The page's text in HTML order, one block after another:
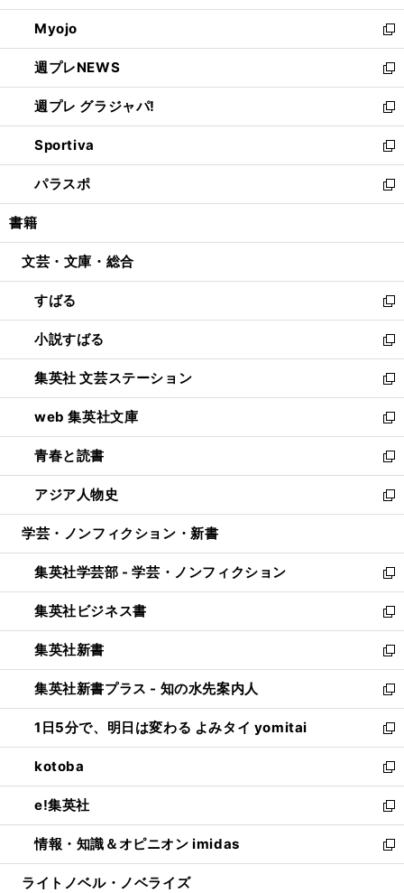
開
く
ウ
で
開
く
ン
ド
ウ
で
開
く
ウ
ィ
ン
ド
ウ
で
開
く
Myojo
新
し
い
ウ
ィ
ン
ド
ウ
で
開
週プレNEWS
新
し
い
ウ
ィ
ン
ド
ウ
開
週プレ グラジャパ!
新
し
い
ウ
ィ
ン
ウ
開
く
Sportiva
新
し
い
ウ
ン
ウ
で
開
く
パラスポ
新
し
ウ
ン
ド
ウ
で
開
く
書籍
文芸・文庫・総合
すばる
新
し
い
ウ
ィ
ン
ド
ウ
で
開
く
小説すばる
新
し
い
ウ
ィ
ン
ド
ウ
で
開
集英社 文芸ステーション
新
し
い
ウ
ィ
ン
ド
ウ
開
く
web 集英社文庫
新
し
い
ウ
ィ
ン
ウ
で
開
く
青春と読書
新
し
い
ウ
ン
ド
ウ
で
開
く
アジア人物史
新
し
ウ
ィ
ン
ド
ウ
で
開
く
学芸・ノンフィクション・新書
集英社学芸部 - 学芸・ノンフィクション
新
し
い
ウ
ィ
ン
ド
ウ
で
開
く
集英社ビジネス書
新
し
い
ウ
ィ
ン
ド
ウ
で
開
く
集英社新書
新
し
い
ウ
ィ
ン
ド
ウ
で
開
く
集英社新書プラス - 知の水先案内人
新
し
い
ウ
ィ
ン
ド
ウ
で
開
1日5分で、明日は変わる よみタイ yomitai
新
し
い
ウ
ィ
ン
ド
ウ
kotoba
新
し
い
ウ
ィ
ン
e!集英社
新
し
い
ウ
情報・知識＆オピニオン imidas
新
し
ライトノベル・ノベライズ